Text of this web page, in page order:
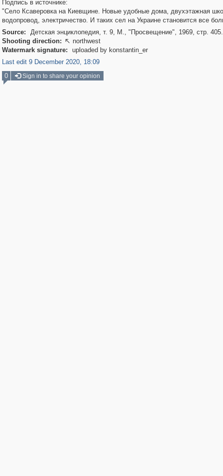
Подпись в источнике:
"Село Ксаверовка на Киевщине. Новые удобные дома, двухэтажная
водопровод, электричество. И таких сел на Украине становится все
Source:
Детская энциклопедия, т. 9, М., "Просвещение", 1969, стр. 405.
Shooting direction:  northwest
Watermark signature:
uploaded by konstantin_er
Last edit 9 December 2020, 18:09
0
Sign in to share your opinion